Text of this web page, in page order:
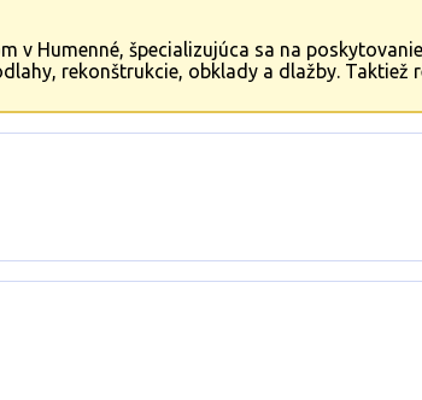
v Humenné, špecializujúca sa na
rekonštrukcie, obklady a dlažby. Taktiež